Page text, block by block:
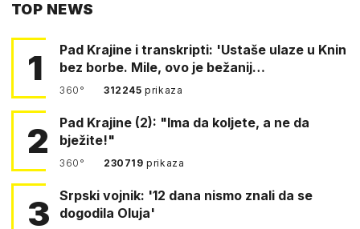
TOP NEWS
1
Pad Krajine i transkripti: 'Ustaše ulaze u Knin
bez borbe. Mile, ovo je bežanij…
360° 312245prikaza
2
Pad Krajine (2): "Ima da koljete, a ne da
bježite!"
360° 230719prikaza
3
Srpski vojnik: '12 dana nismo znali da se
dogodila Oluja'